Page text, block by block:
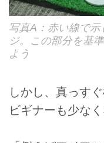
写真A：赤い線で
ジ。この部分を基
よう
しかし、真っす
ビギナーも少なく